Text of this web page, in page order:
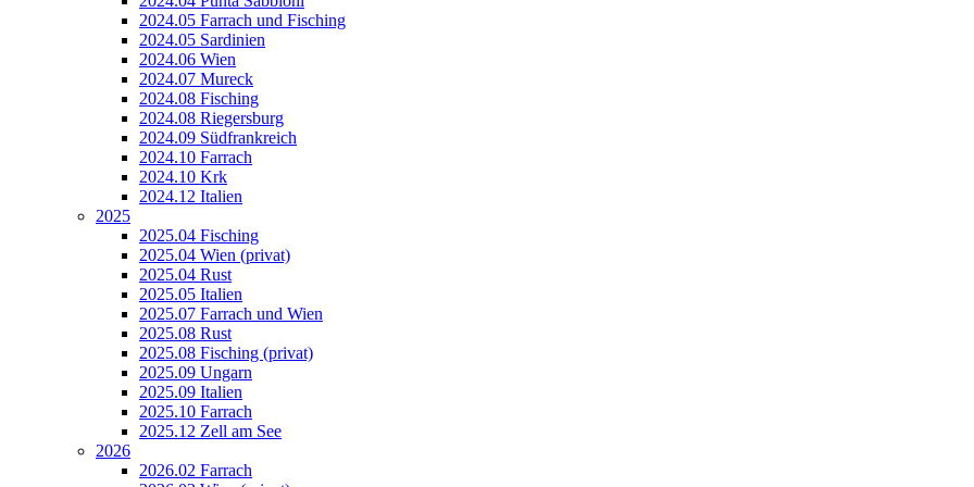
2024.05 Farrach und Fisching
2024.05 Sardinien
2024.06 Wien
2024.07 Mureck
2024.08 Fisching
2024.08 Riegersburg
2024.09 Südfrankreich
2024.10 Farrach
2024.10 Krk
2024.12 Italien
2025
2025.04 Fisching
2025.04 Wien (privat)
2025.04 Rust
2025.05 Italien
2025.07 Farrach und Wien
2025.08 Rust
2025.08 Fisching (privat)
2025.09 Ungarn
2025.09 Italien
2025.10 Farrach
2025.12 Zell am See
2026
2026.02 Farrach